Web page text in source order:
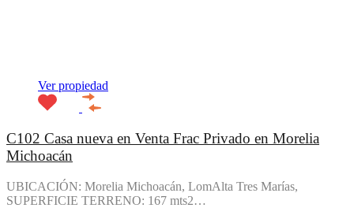
Ver propiedad
C102 Casa nueva en Venta Frac Privado en Morelia
Michoacán
UBICACIÓN: Morelia Michoacán, LomAlta Tres Marías,
SUPERFICIE TERRENO: 167 mts2…